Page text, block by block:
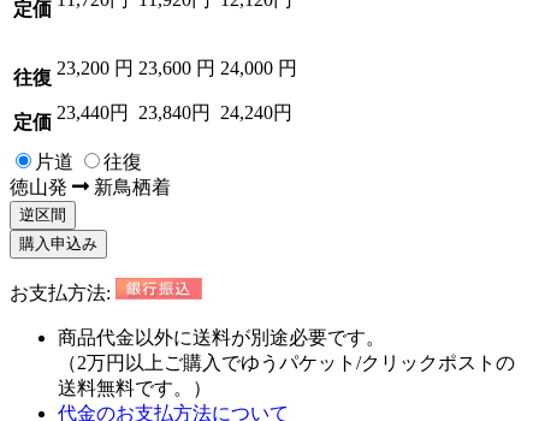
定価
往復
定価
23,200 円
23,440円
23,600 円
23,840円
24,000 円
24,240円
片道
往復
徳山発 新鳥栖着
逆区間
購入申込み
お支払方法:
商品代金以外に送料が別途必要です。
（2万円以上ご購入でゆうパケット/クリックポストの
送料無料です。）
代金のお支払方法について